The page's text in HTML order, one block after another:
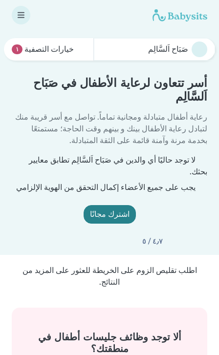
خيارات التصفية ١
أسر تتعاون لرعاية الأطفال في صَبَاح
اَلسَّالِم
رعاية أطفال متبادلة ومجانية تماماً. تواصل مع أسر قريبة منك
لتبادل رعاية الأطفال بينك و بينهم وقت الحاجة؛ مستمتعًا
بخدمة مرنة وآمنة قائمة على الثقة المتبادلة.
لا توجد حاليًا أي والدين في صَبَاح اَلسَّالِم تطابق معايير
بحثك.
يجب على جميع الأعضاء إكمال التحقق من الهوية الإلزامي
اشترك مجانًا
٤٫٧ / ٥
اطلب تقليص الزوم على الخريطة للعثور على المزيد من
النتائج.
ألا توجد وظائف جليسات أطفال في
منطقتك؟